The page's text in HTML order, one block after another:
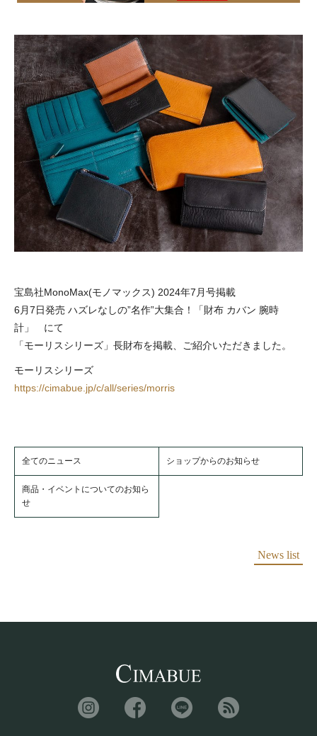
宝島社MonoMax(モノマックス) 2024年7月号掲載
6月7日発売 ハズレなしの”名作”大集合！「財布 カバン 腕時
計」 にて
「モーリスシリーズ」長財布を掲載、ご紹介いただきました。
モーリスシリーズ
https://cimabue.jp/c/all/series/morris
全てのニュース ショップからのお知らせ
商品・イベントについてのお知ら
せ
News list